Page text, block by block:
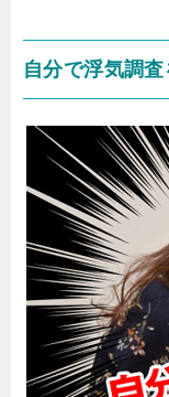
自分で浮気調